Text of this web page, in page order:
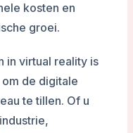
kosten en
groei.
in virtual reality is
de digitale
te tillen. Of u